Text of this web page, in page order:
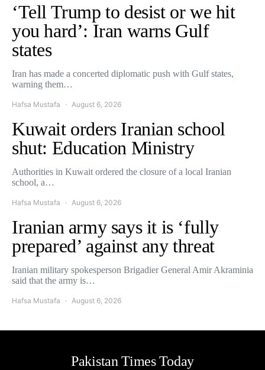
‘Tell Trump to desist or we hit
you hard’: Iran warns Gulf
states
Iran has made a concerted diplomatic push with Gulf states,
warning them…
Hafsa Mustafa August 6, 2026
Kuwait orders Iranian school
shut: Education Ministry
Authorities in Kuwait ordered the closure of a local Iranian
school, a…
Hafsa Mustafa August 6, 2026
Iranian army says it is ‘fully
prepared’ against any threat
Iranian military spokesperson Brigadier General Amir Akraminia
said that the army is…
Hafsa Mustafa August 6, 2026
Pakistan Times Today